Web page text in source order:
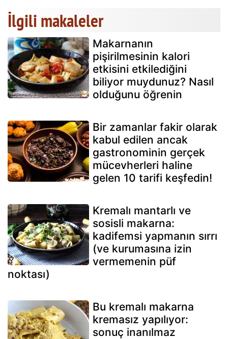
İlgili makaleler
Makarnanın
pişirilmesinin kalori
etkisini etkilediğini
biliyor muydunuz? Nasıl
olduğunu öğrenin
Bir zamanlar fakir olarak
kabul edilen ancak
gastronominin gerçek
mücevherleri haline
gelen 10 tarifi keşfedin!
Kremalı mantarlı ve
sosisli makarna:
kadifemsi yapmanın sırrı
(ve kurumasına izin
vermemenin püf
noktası)
Bu kremalı makarna
kremasız yapılıyor:
sonuç inanılmaz